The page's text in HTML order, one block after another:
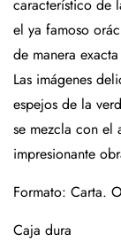
característico de
el ya famoso
de manera
Las imágenes
espejos de la
se mezcla con el
impresionante
Formato: Carta.
Caja dura